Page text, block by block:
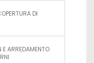
DI
E ARREDAMENTO